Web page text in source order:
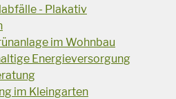
- Plakativ
im Wohnbau
Energieversorgung
im Kleingarten